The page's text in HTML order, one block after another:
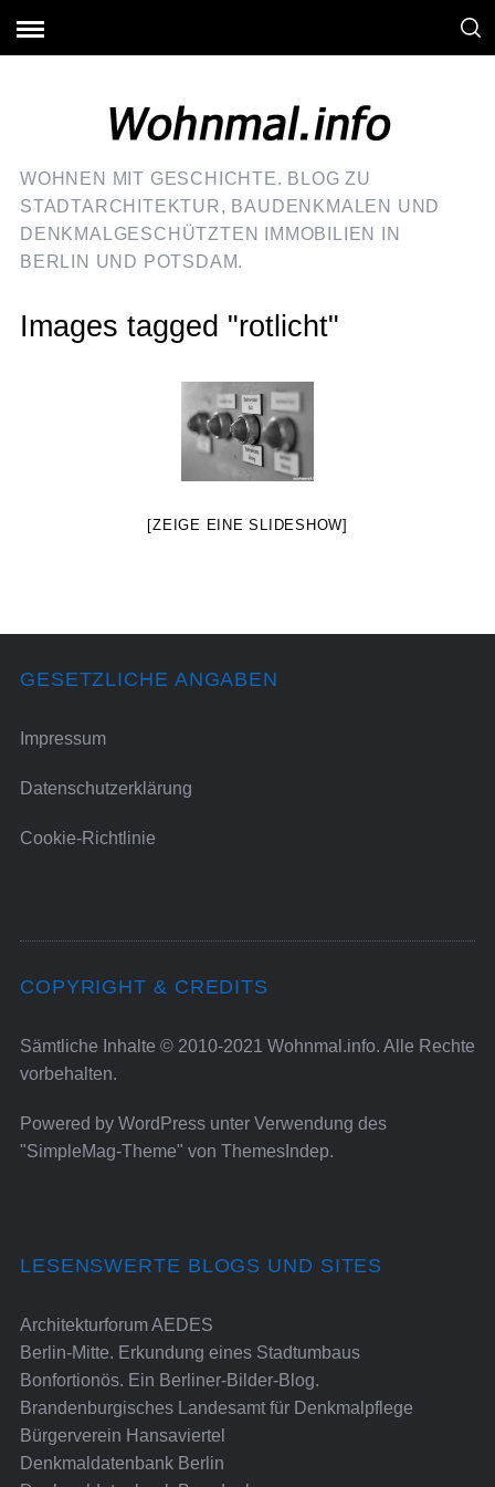
WOHNEN MIT GESCHICHTE. BLOG ZU
STADTARCHITEKTUR, BAUDENKMALEN UND
DENKMALGESCHÜTZTEN IMMOBILIEN IN
BERLIN UND POTSDAM.
Images tagged "rotlicht"
[ZEIGE EINE SLIDESHOW]
GESETZLICHE ANGABEN
Impressum
Datenschutzerklärung
Cookie-Richtlinie
COPYRIGHT & CREDITS
Sämtliche Inhalte © 2010-2021 Wohnmal.info. Alle Rechte
vorbehalten.
Powered by WordPressunter Verwendung des
"SimpleMag-Theme" von ThemesIndep.
LESENSWERTE BLOGS UND SITES
Architekturforum AEDES
Berlin-Mitte. Erkundung eines Stadtumbaus
Bonfortionös. Ein Berliner-Bilder-Blog.
Brandenburgisches Landesamt für Denkmalpflege
Bürgerverein Hansaviertel
Denkmaldatenbank Berlin